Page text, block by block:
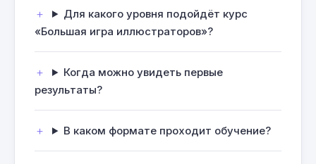
Для какого уровня подойдёт курс
«Большая игра иллюстраторов»?
Когда можно увидеть первые
результаты?
В каком формате проходит обучение?